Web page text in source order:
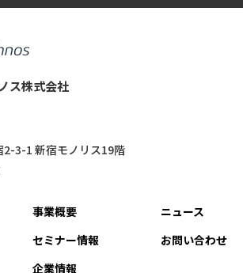
ス株式会社
2-3-1 新宿モノリス19階
事業概要
セミナー情報
企業情報
ニュース
お問い合わせ